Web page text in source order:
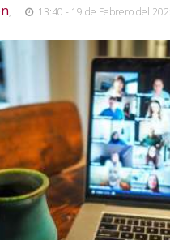
, 13:40 - 19 de Febrero del